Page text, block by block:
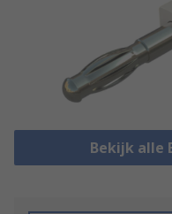
Bekijk alle